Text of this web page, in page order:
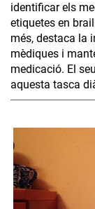
identificar els
etiquetes en
més, destaca la
mèdiques i
medicació. El
aquesta tasca